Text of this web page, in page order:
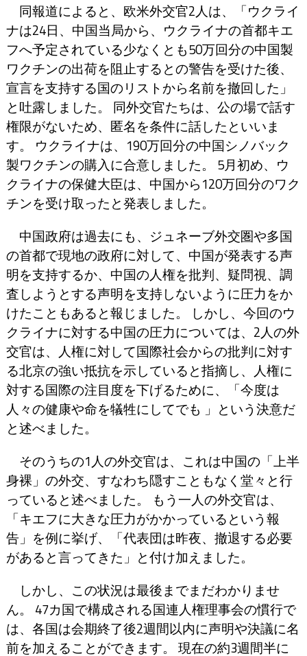
同報道によると、欧米外交官2人は、「ウクライ
ナは24日、中国当局から、ウクライナの首都キエ
フへ予定されている少なくとも50万回分の中国製
ワクチンの出荷を阻止するとの警告を受けた後、
宣言を支持する国のリストから名前を撤回した」
と吐露しました。 同外交官たちは、公の場で話す
権限がないため、匿名を条件に話したといいま
す。 ウクライナは、190万回分の中国シノバック
製ワクチンの購入に合意しました。 5月初め、ウ
クライナの保健大臣は、中国から120万回分のワク
チンを受け取ったと発表しました。
中国政府は過去にも、ジュネーブ外交圏や多国
の首都で現地の政府に対して、中国が発表する声
明を支持するか、中国の人権を批判、疑問視、調
査しようとする声明を支持しないように圧力をか
けたこともあると報じました。 しかし、今回のウ
クライナに対する中国の圧力については、2人の外
交官は、人権に対して国際社会からの批判に対す
る北京の強い抵抗を示していると指摘し、人権に
対する国際の注目度を下げるために、「今度は
人々の健康や命を犠牲にしてでも 」という決意だ
と述べました。
そのうちの1人の外交官は、これは中国の「上半
身裸」の外交、すなわち隠すこともなく堂々と行
っていると述べました。 もう一人の外交官は、
「キエフに大きな圧力がかかっているという報
告」を例に挙げ、「代表団は昨夜、撤退する必要
があると言ってきた」と付け加えました。
しかし、この状況は最後までまだわかりませ
ん。 47カ国で構成される国連人権理事会の慣行で
は、各国は会期終了後2週間以内に声明や決議に名
前を加えることができます。 現在の約3週間半に